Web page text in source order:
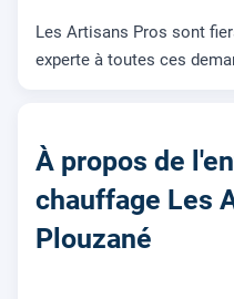
Les Artisans Pros sont
experte à toutes ces
À propos de
chauffage Les
Plouzané